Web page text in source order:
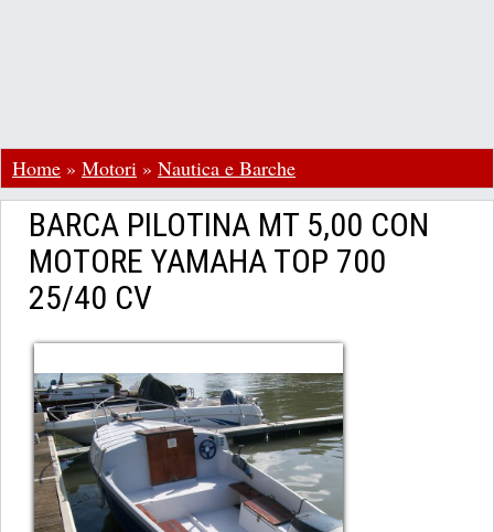
Home » Motori » Nautica e Barche
BARCA PILOTINA MT 5,00 CON
MOTORE YAMAHA TOP 700
25/40 CV